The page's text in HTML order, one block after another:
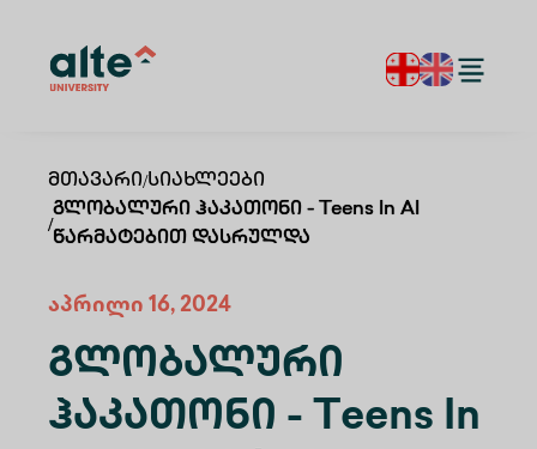
Მთავარი/Სიახლეები
/
Გლობალური Ჰაკათონი - Teens In AI
Წარმატებით Დასრულდა
აპრილი 16, 2024
Გლობალური
Ჰაკათონი - Teens In